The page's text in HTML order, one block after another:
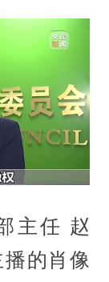
主任 赵
的肖像